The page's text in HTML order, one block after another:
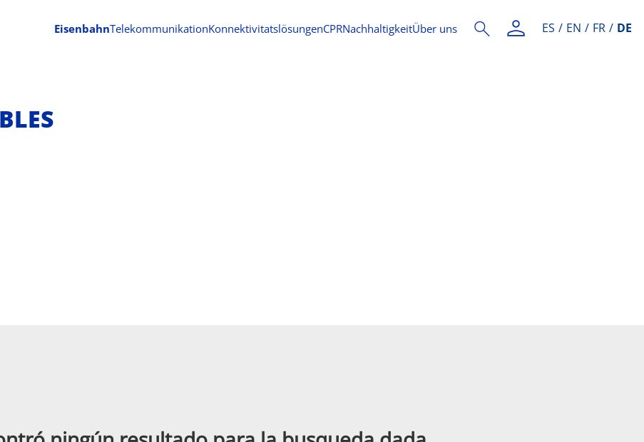
EisenbahnTelekommunikationKonnektivitatslösungenCPRNachhaltigkeitÜber uns ES EN FR DE